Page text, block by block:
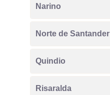
Narino
Norte de Santander
Quindio
Risaralda